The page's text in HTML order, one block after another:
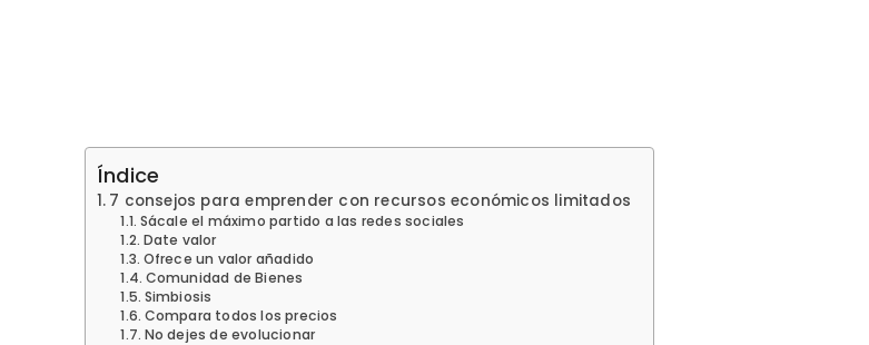
Índice
7 consejos para emprender con recursos económicos limitados
Sácale el máximo partido a las redes sociales
Date valor
Ofrece un valor añadido
Comunidad de Bienes
Simbiosis
Compara todos los precios
No dejes de evolucionar